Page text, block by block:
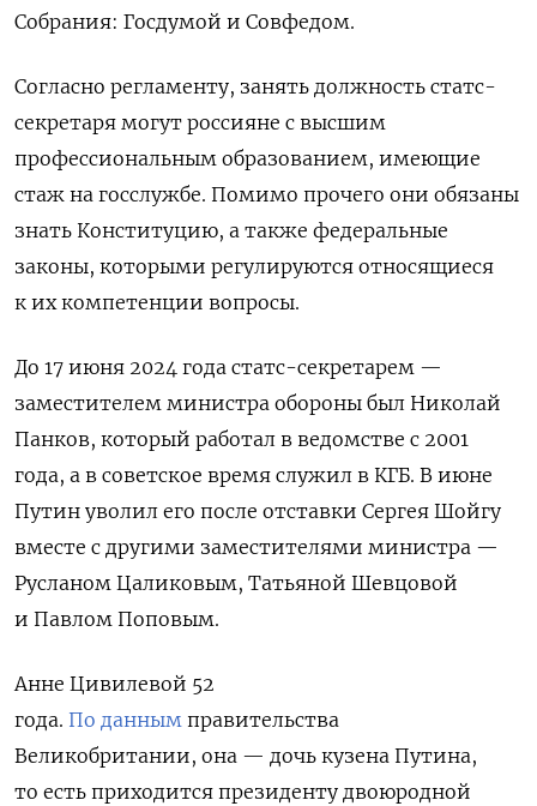
Собрания: Госдумой и Совфедом.
Согласно регламенту, занять должность статс-
секретаря могут россияне с высшим
профессиональным образованием, имеющие
стаж на госслужбе. Помимо прочего они обязаны
знать Конституцию, а также федеральные
законы, которыми регулируются относящиеся
к их компетенции вопросы.
До 17 июня 2024 года статс-секретарем —
заместителем министра обороны был Николай
Панков, который работал в ведомстве с 2001
года, а в советское время служил в КГБ. В июне
Путин уволил его после отставки Сергея Шойгу
вместе с другими заместителями министра —
Русланом Цаликовым, Татьяной Шевцовой
и Павлом Поповым.
Анне Цивилевой 52
года. По данным правительства
Великобритании, она — дочь кузена Путина,
то есть приходится президенту двоюродной